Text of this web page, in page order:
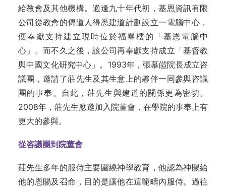
給教會及其他機構。適逢九十年代初，基恩資訊有限
公司從教會的傳道人得悉建道計劃設立一電腦中心，
便奉獻支持建立現時位於福羣樓的「基恩電腦中
心」。而不久之後，該公司再奉獻支持成立「基督教
與中國文化研究中心」。1993年，張慕皚院長成立咨
議團，邀請了莊先生及其生意上的夥伴一同參與咨議
團的事奉。自此，莊先生與建道的關係更為密切。
2008年，莊先生應邀加入院董會，在學院的事奉上有
更大的參與。
從咨議團到院董會
莊先生多年的服侍主要圍繞神學教育，他認為神賜給
他的恩賜及召命，目的是讓他在這範疇內服侍。過往